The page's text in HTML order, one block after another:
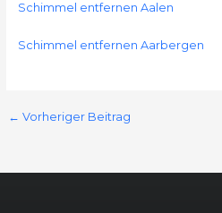
Schimmel entfernen Aalen
Schimmel entfernen Aarbergen
← Vorheriger Beitrag